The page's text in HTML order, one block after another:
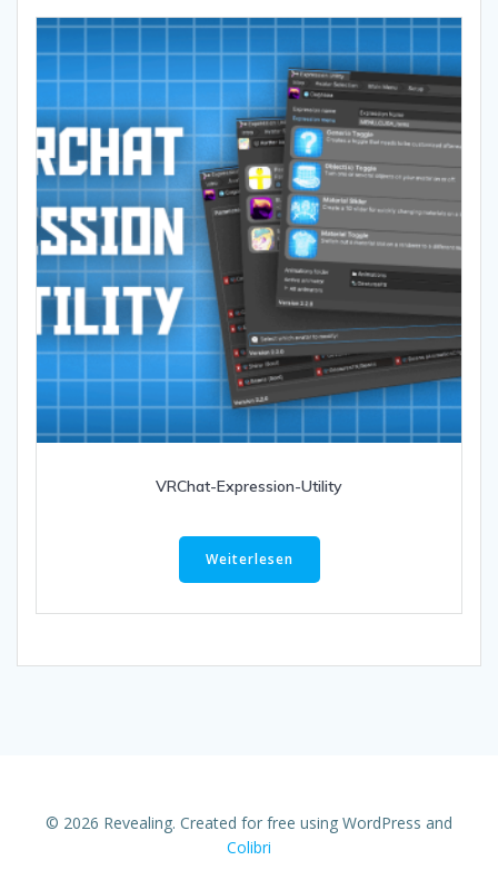
VRChat-Expression-Utility
Weiterlesen
© 2026 Revealing. Created for free using WordPress and
Colibri